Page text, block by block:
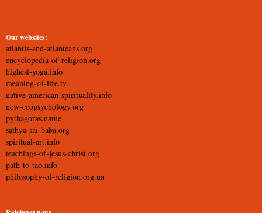
Our websites:
atlantis-and-atlanteans.org
encyclopedia-of-religion.org
highest-yoga.info
meaning-of-life.tv
native-american-spirituality.info
new-ecopsychology.org
pythagoras.name
sathya-sai-baba.org
spiritual-art.info
teachings-of-jesus-christ.org
path-to-tao.info
philosophy-of-religion.org.ua